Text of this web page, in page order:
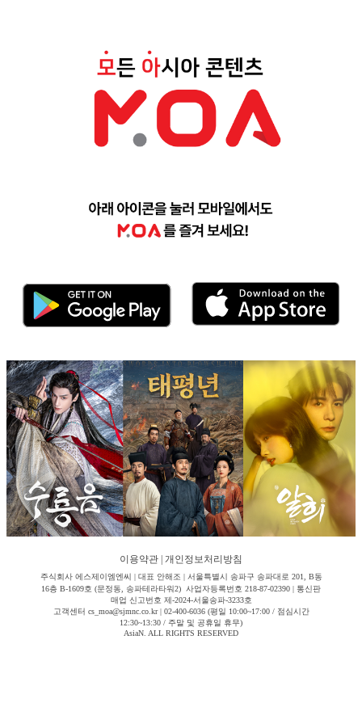
이용약관 개인정보처리방침
주식회사 에스제이엠엔씨 | 대표 안해조 | 서울특별시 송파구 송파대로 201, B동
16층 B-1609호 (문정동, 송파테라타워2) 사업자등록번호 218-87-02390 | 통신판
매업 신고번호 제-2024-서울송파-3233호
고객센터 cs_moa@sjmnc.co.kr | 02-400-6036 (평일 10:00~17:00 / 점심시간
12:30~13:30 / 주말 및 공휴일 휴무)
AsiaN. ALL RIGHTS RESERVED